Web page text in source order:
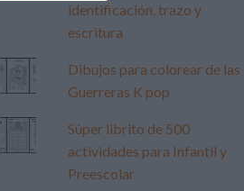
identificación, trazo y
escritura
Dibujos para colorear de las
Guerreras K pop
Súper librito de 500
actividades para Infantil y
Preescolar